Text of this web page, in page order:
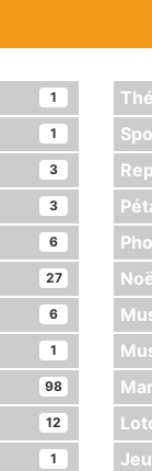
1
1
3
3
6
27
6
1
98
12
1